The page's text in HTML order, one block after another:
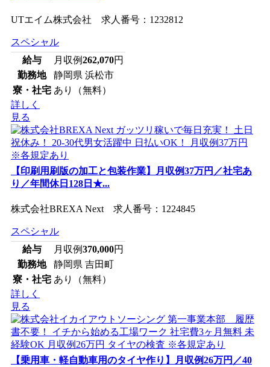
UTエイム株式会社 求人番号：1232812
スペシャル
給与
月収例262,070円
勤務地
静岡県 浜松市
寮・社宅 あり（無料）
詳しく
見る
【印刷用刷版の加工と包装作業】月収例37万円／社宅あ
り／年間休日128日★...
株式会社BREXA Next 求人番号：1224845
スペシャル
給与
月収例370,000円
勤務地
静岡県 吉田町
寮・社宅 あり（無料）
詳しく
見る
【乗用車・軽自動車用のタイヤ作り】月収例26万円／40